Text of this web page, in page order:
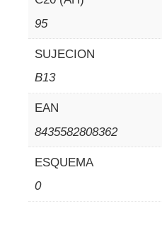
95
SUJECION
B13
EAN
8435582808362
ESQUEMA
0